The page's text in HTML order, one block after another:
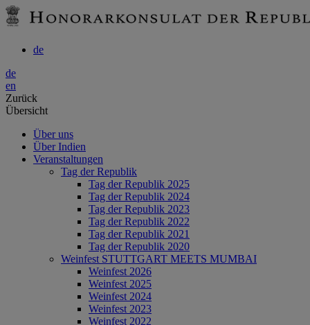
de
de
en
Zurück
Übersicht
Über uns
Über Indien
Veranstaltungen
Tag der Republik
Tag der Republik 2025
Tag der Republik 2024
Tag der Republik 2023
Tag der Republik 2022
Tag der Republik 2021
Tag der Republik 2020
Weinfest STUTTGART MEETS MUMBAI
Weinfest 2026
Weinfest 2025
Weinfest 2024
Weinfest 2023
Weinfest 2022